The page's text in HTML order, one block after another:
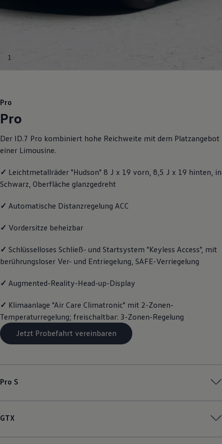
Motorenöl und Flüssigkeiten
Räder und Reifen
Schutz und Pflege
Handy und Fahrzeug verbinden
Vorgängermodelle
Kundeninformationen
Volkswagen Kundenbetreuung
Assistenzsysteme
Digitale Betriebsanleitung
Magazin
Transport
Familie
Elektromobilität
Pannen- und Unfallhilfe
1
Pro
Pro
Der ID.7 Pro kombiniert hohe Reichweite mit dem Platzangebot
einer Limousine.
✓ Leichtmetallräder "Hudson" 8 J x 19 vorn, 8,5 J x 19 hinten, in
Schwarz, Oberfläche glanzgedreht
✓ Automatische Distanzregelung ACC
✓ Vordersitze beheizbar
✓ Schlüsselloses Schließ- und Startsystem "Keyless Access", mit
berührungsloser Ver- und Entriegelung, SAFE-Verriegelung
✓ Augmented-Reality-Head-up-Display
✓ Klimaanlage "Air Care Climatronic" mit 2-Zonen-
Temperaturregelung; freischaltbar: 3-Zonen-Regelung
Jetzt Probefahrt vereinbaren
Pro S
GTX